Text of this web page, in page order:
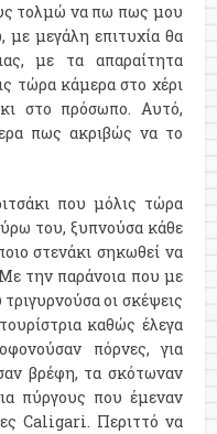
τολμώ να πω πως μου
με μεγάλη επιτυχία θα
με τα απαραίτητα
τώρα κάμερα στο χέρι
στο πρόσωπο. Αυτό,
πως ακριβώς να το
που μόλις τώρα
του, ξυπνούσα κάθε
στενάκι σηκωθεί να
την παράνοια που με
οι σκέψεις
καθώς έλεγα
πόρνες, για
βρέφη, τα σκότωναν
πύργους που έμεναν
Caligari. Περιττό να